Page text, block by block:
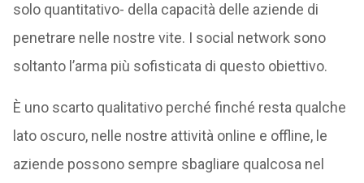
solo quantitativo- della capacità delle aziende di
penetrare nelle nostre vite. I social network sono
soltanto l’arma più sofisticata di questo obiettivo.
È uno scarto qualitativo perché finché resta qualche
lato oscuro, nelle nostre attività online e offline, le
aziende possono sempre sbagliare qualcosa nel